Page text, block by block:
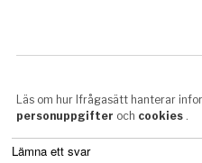
Lämna ett svar